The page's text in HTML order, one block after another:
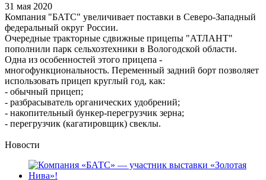
31 мая 2020
Компания "БАТС" увеличивает поставки в Северо-Западный
федеральный округ России.
Очередные тракторные сдвижные прицепы "АТЛАНТ"
пополнили парк сельхозтехники в Вологодской области.
Одна из особенностей этого прицепа -
многофункциональность. Переменный задний борт позволяет
использовать прицеп круглый год, как:
- обычный прицеп;
- разбрасыватель органических удобрений;
- накопительный бункер-перегрузчик зерна;
- перегрузчик (кагатировщик) свеклы.
Новости